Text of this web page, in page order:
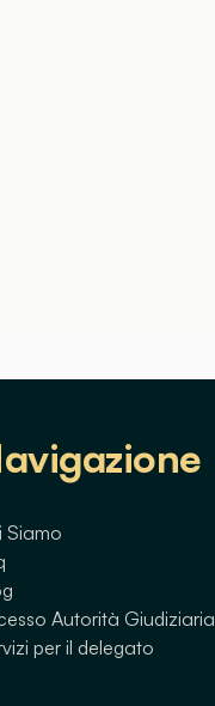
Siamo
Autorità Giudiziaria
per il delegato